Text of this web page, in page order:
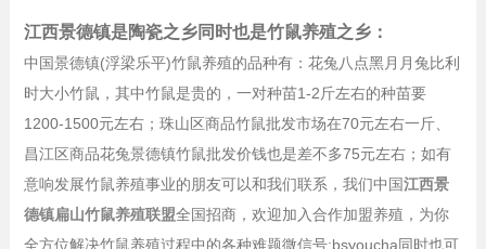
江西景德镇是陶瓷之乡同时也是竹鼠养殖之乡：
中国景德镇(浮梁乐平)竹鼠养殖的品种有：花兔八点黑月月兔比利
时大小竹鼠，其中竹鼠是贵的，一对种苗1-2斤左右的种苗要
1200-1500元左右；珠山区商品竹鼠批发市场在70元左右一斤、
昌江区商品花兔景德镇竹鼠批发价钱也是差不多75元左右；如有
意响发展竹鼠养殖事业的朋友可以和我们联系，我们中国江西景
德镇扁山竹鼠养殖联盟全国招商，欢迎加入合作加盟养殖，为你
全方位解决竹鼠养殖过程中的各种难题微信号:bsyoucha同时也可